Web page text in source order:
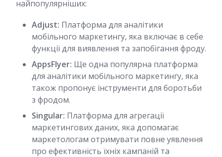
найпопулярніших:
Adjust: Платформа для аналітики
мобільного маркетингу, яка включає в себе
функції для виявлення та запобігання фроду.
AppsFlyer: Ще одна популярна платформа
для аналітики мобільного маркетингу, яка
також пропонує інструменти для боротьби
з фродом.
Singular: Платформа для агрегації
маркетингових даних, яка допомагає
маркетологам отримувати повне уявлення
про ефективність їхніх кампаній та